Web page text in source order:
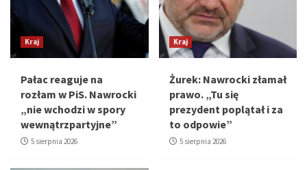
Kraj
Pałac reaguje na
rozłam w PiS. Nawrocki
„nie wchodzi w spory
wewnątrzpartyjne”
5 sierpnia 2026
Kraj
Żurek: Nawrocki złamał
prawo. „Tu się
prezydent poplątał i za
to odpowie”
5 sierpnia 2026